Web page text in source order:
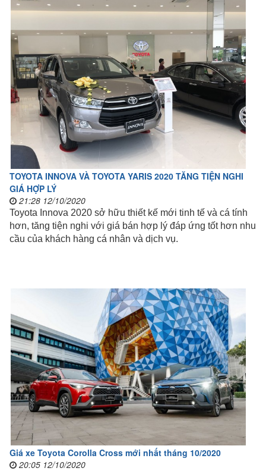
TOYOTA INNOVA VÀ TOYOTA YARIS 2020 TĂNG TIỆN NGHI
GIÁ HỢP LÝ
21:28 12/10/2020
Toyota Innova 2020 sở hữu thiết kế mới tinh tế và cá tính
hơn, tăng tiện nghi với giá bán hợp lý đáp ứng tốt hơn nhu
cầu của khách hàng cá nhân và dịch vụ.
Giá xe Toyota Corolla Cross mới nhất tháng 10/2020
20:05 12/10/2020